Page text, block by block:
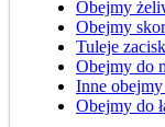
Obejmy
Obejmy
Tuleje
Obejmy do
Inne
Obejmy do